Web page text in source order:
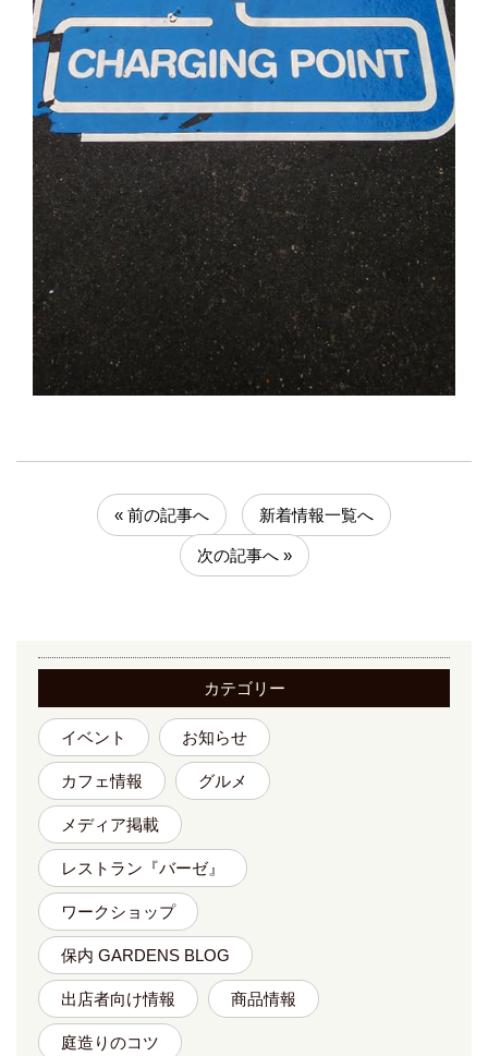
« 前の記事へ 新着情報一覧へ
次の記事へ »
カテゴリー
イベント お知らせ
カフェ情報 グルメ
メディア掲載
レストラン『バーゼ』
ワークショップ
保内 GARDENS BLOG
出店者向け情報 商品情報
庭造りのコツ